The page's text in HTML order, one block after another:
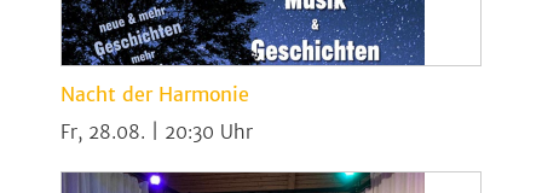
Nacht der Harmonie
Fr, 28.08. | 20:30